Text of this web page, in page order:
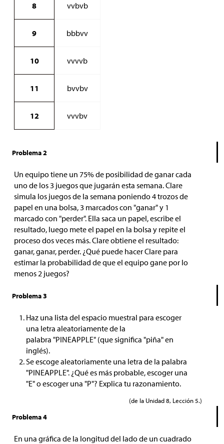
8 vvbvb
9 bbbvv
10 vvvvb
11 bvvbv
12 vvvbv
Problema 2
Un equipo tiene un 75% de posibilidad de ganar cada
uno de los 3 juegos que jugarán esta semana. Clare
simula los juegos de la semana poniendo 4 trozos de
papel en una bolsa, 3 marcados con "ganar" y 1
marcado con "perder". Ella saca un papel, escribe el
resultado, luego mete el papel en la bolsa y repite el
proceso dos veces más. Clare obtiene el resultado:
ganar, ganar, perder. ¿Qué puede hacer Clare para
estimar la probabilidad de que el equipo gane por lo
menos 2 juegos?
Problema 3
Haz una lista del espacio muestral para escoger
una letra aleatoriamente de la
palabra "PINEAPPLE" (que significa "piña" en
inglés).
Se escoge aleatoriamente una letra de la palabra
"PINEAPPLE". ¿Qué es más probable, escoger una
"E" o escoger una "P"? Explica tu razonamiento.
(de la Unidad 8, Lección 5.)
Problema 4
En una gráfica de la longitud del lado de un cuadrado